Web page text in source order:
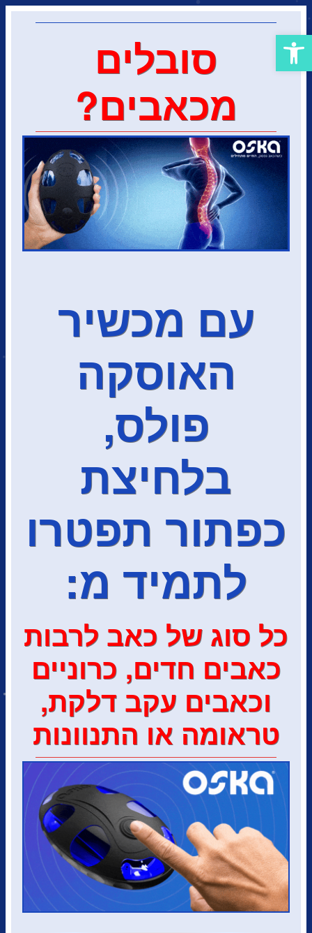
פתח סרגל נגישות
סובלים
מכאבים?
עם מכשיר
האוסקה
פולס,
בלחיצת
כפתור תפטרו
לתמיד מ:
כל סוג של כאב לרבות
כאבים חדים, כרוניים
וכאבים עקב דלקת,
טראומה או התנוונות